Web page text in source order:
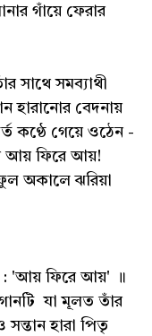
গাঁয়ে ফেরার
সাথে সমব্যাথী
হারানোর বেদনায়
কণ্ঠে গেয়ে ওঠেন -
আয় ফিরে আয়!
ঝরিয়া
: 'আয় ফিরে আয়' ॥
যা মূলত তাঁর
হারা পিতৃ